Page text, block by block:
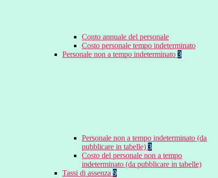
Conto annuale del personale
Costo personale tempo indeterminato
Personale non a tempo indeterminato 3
Personale non a tempo indeterminato (da
pubblicare in tabelle) 3
Costo del personale non a tempo
indeterminato (da pubblicare in tabelle)
Tassi di assenza 9